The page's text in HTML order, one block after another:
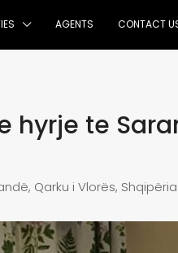
AGENTS CONTACT
hyrje te
Qarku i Vlorës,